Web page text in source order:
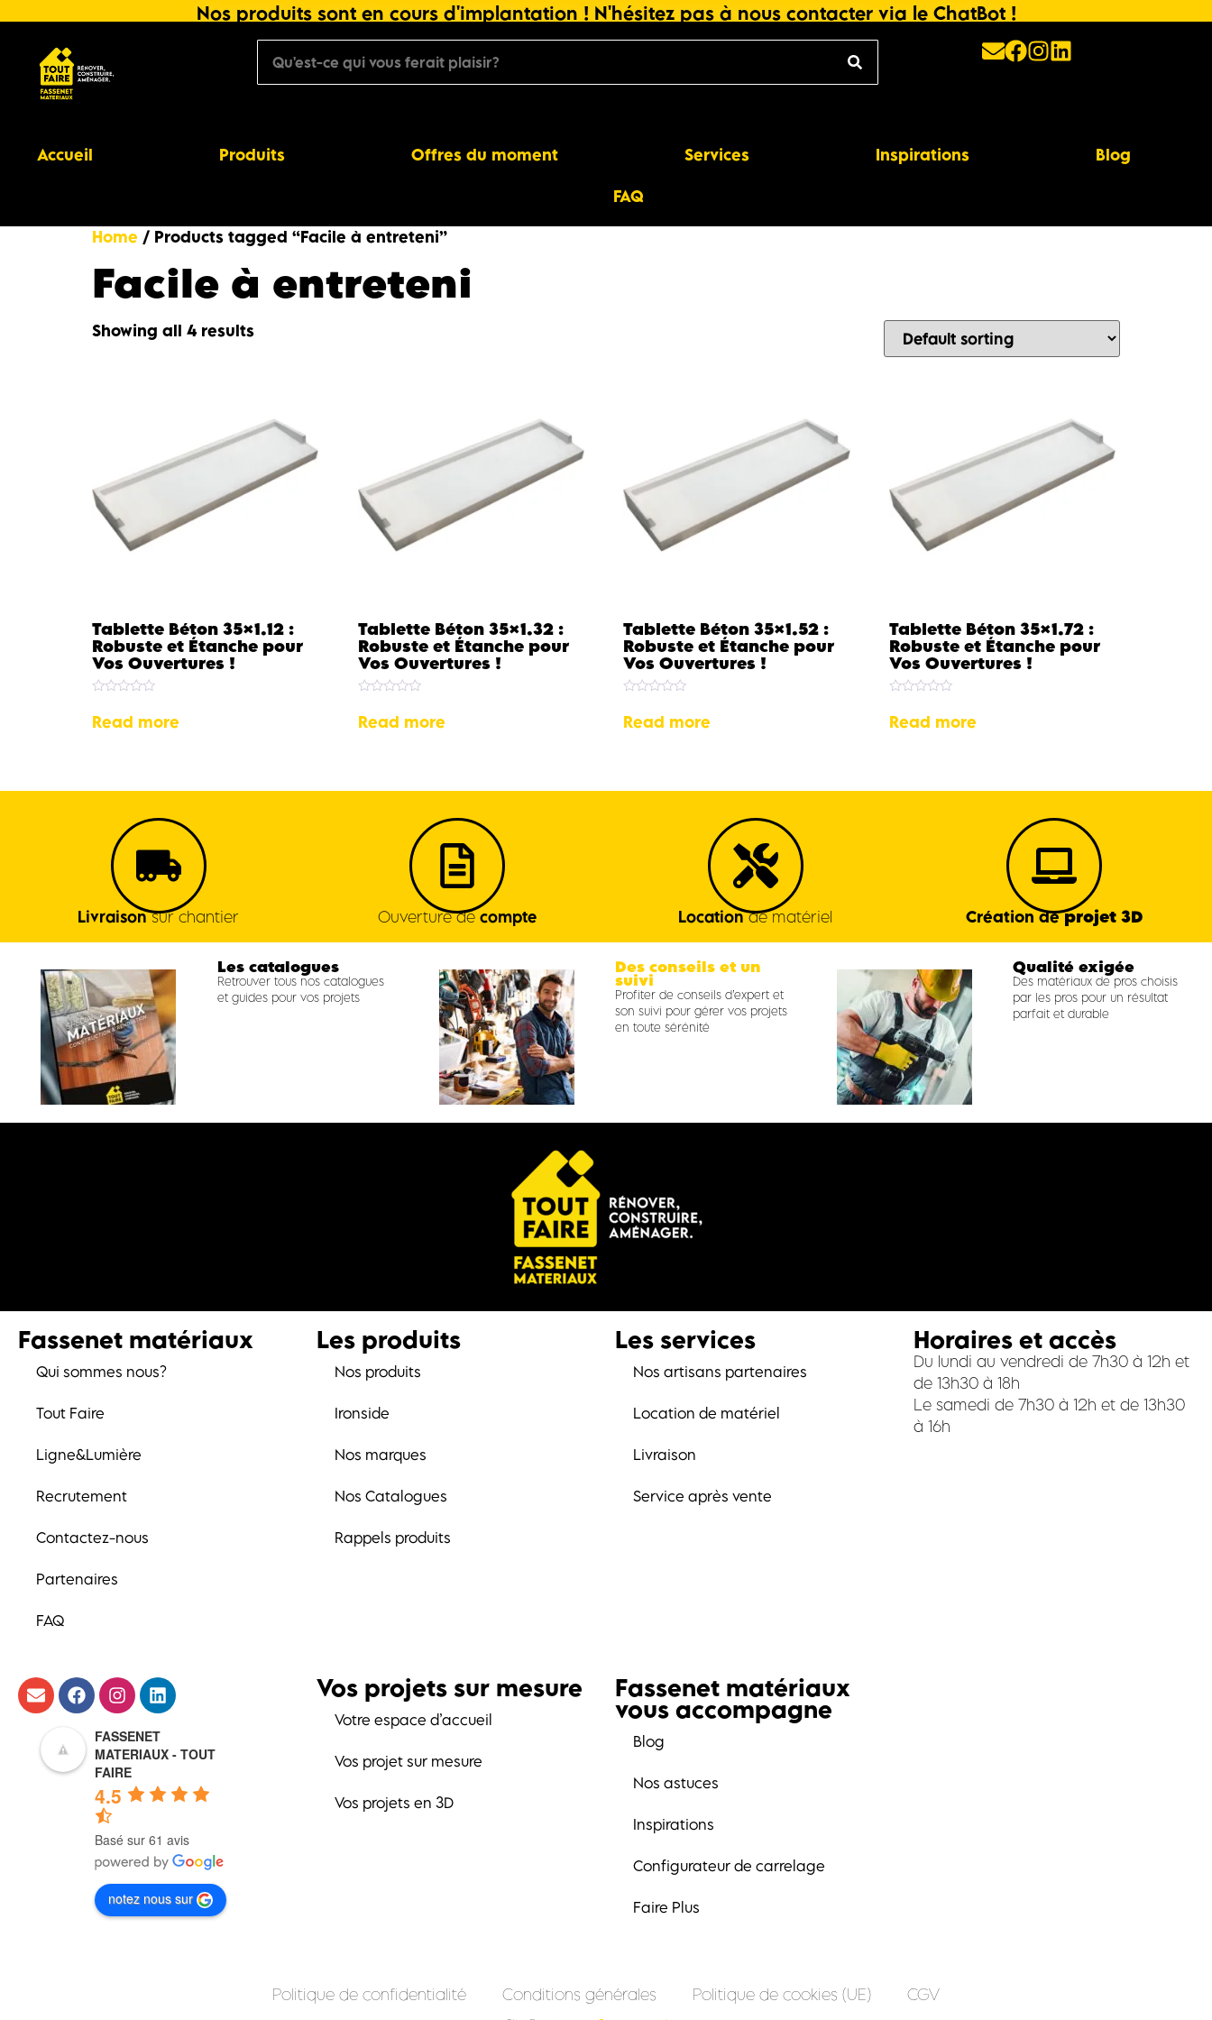
Nos produits sont en cours d'implantation ! N'hésitez pas à nous contacter via le ChatBot !
Accueil Produits Offres du moment Services Inspirations Blog
FAQ
Home / Products tagged “Facile à entreteni”
Facile à entreteni
Showing all 4 results
Tablette Béton 35×1.12 :
Robuste et Étanche pour
Vos Ouvertures !
0
out
Read more
Tablette Béton 35×1.32 :
Robuste et Étanche pour
Vos Ouvertures !
0
out
Read more
Tablette Béton 35×1.52 :
Robuste et Étanche pour
Vos Ouvertures !
0
out
Read more
Tablette Béton 35×1.72 :
Robuste et Étanche pour
Vos Ouvertures !
0
out
Read more
Livraisonsur chantier Ouverture de compte Locationde matériel Création deprojet 3D
Les catalogues
Retrouver tous nos catalogues
et guides pour vos projets
Des conseils et un
suivi
Profiter de conseils d’expert et
son suivi pour gérer vos projets
en toute sérénité
Qualité exigée
Des matériaux de pros choisis
par les pros pour un résultat
parfait et durable
Fassenet matériaux
Qui sommes nous?
Tout Faire
Ligne&Lumière
Recrutement
Contactez-nous
Partenaires
FAQ
Les produits
Nos produits
Ironside
Nos marques
Nos Catalogues
Rappels produits
Les services
Nos artisans partenaires
Location de matériel
Livraison
Service après vente
Horaires et accès
Du lundi au vendredi de 7h30 à 12h et
de 13h30 à 18h
Le samedi de 7h30 à 12h et de 13h30
à 16h
FASSENET
MATERIAUX - TOUT
FAIRE
4.5
Basé sur 61 avis
notez nous sur
Vos projets sur mesure
Votre espace d’accueil
Vos projet sur mesure
Vos projets en 3D
Fassenet matériaux
vous accompagne
Blog
Nos astuces
Inspirations
Configurateur de carrelage
Faire Plus
Politique de confidentialité Conditions générales Politique de cookies (UE) CGV